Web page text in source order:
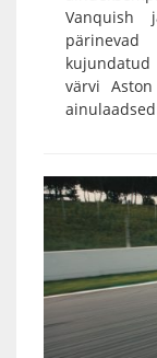
Vanquish
värvi